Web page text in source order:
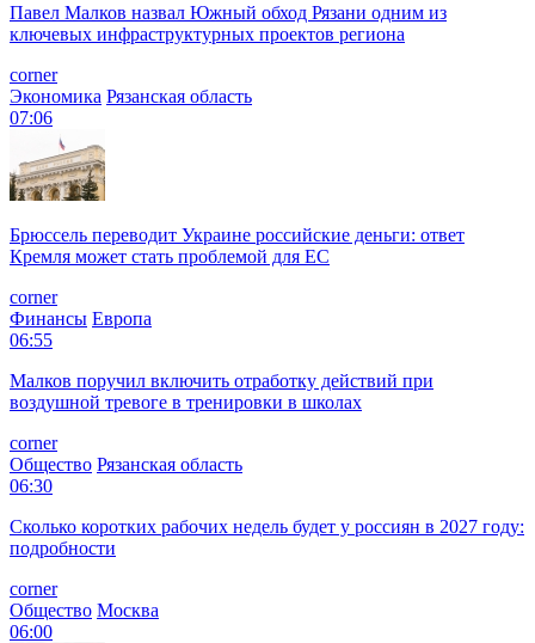
Павел Малков назвал Южный обход Рязани одним из
ключевых инфраструктурных проектов региона
corner
Экономика Рязанская область
07:06
Брюссель переводит Украине российские деньги: ответ
Кремля может стать проблемой для EC
corner
Финансы Европа
06:55
Малков поручил включить отработку действий при
воздушной тревоге в тренировки в школах
corner
Общество Рязанская область
06:30
Сколько коротких рабочих недель будет у россиян в 2027 году:
подробности
corner
Общество Москва
06:00